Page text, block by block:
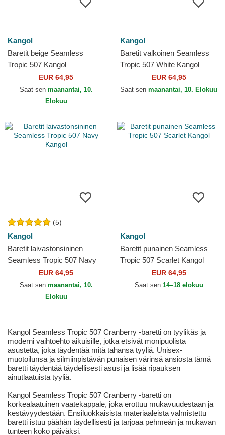
Kangol
Baretit beige Seamless
Tropic 507 Kangol
EUR 64,95
Saat sen maanantai, 10.
Elokuu
Kangol
Baretit valkoinen Seamless
Tropic 507 White Kangol
EUR 64,95
Saat sen maanantai, 10. Elokuu
(5)
Kangol
Baretit laivastonsininen
Seamless Tropic 507 Navy
EUR 64,95
Saat sen maanantai, 10.
Elokuu
Kangol
Baretit punainen Seamless
Tropic 507 Scarlet Kangol
EUR 64,95
Saat sen 14–18 elokuu
Kangol Seamless Tropic 507 Cranberry -baretti on tyylikäs ja
moderni vaihtoehto aikuisille, jotka etsivät monipuolista
asustetta, joka täydentää mitä tahansa tyyliä. Unisex-
muotoilunsa ja silmiinpistävän punaisen värinsä ansiosta tämä
baretti täydentää täydellisesti asusi ja lisää ripauksen
ainutlaatuista tyyliä.
Kangol Seamless Tropic 507 Cranberry -baretti on
korkealaatuinen vaatekappale, joka erottuu mukavuudestaan ja
kestävyydestään. Ensiluokkaisista materiaaleista valmistettu
baretti istuu päähän täydellisesti ja tarjoaa pehmeän ja mukavan
tunteen koko päiväksi.